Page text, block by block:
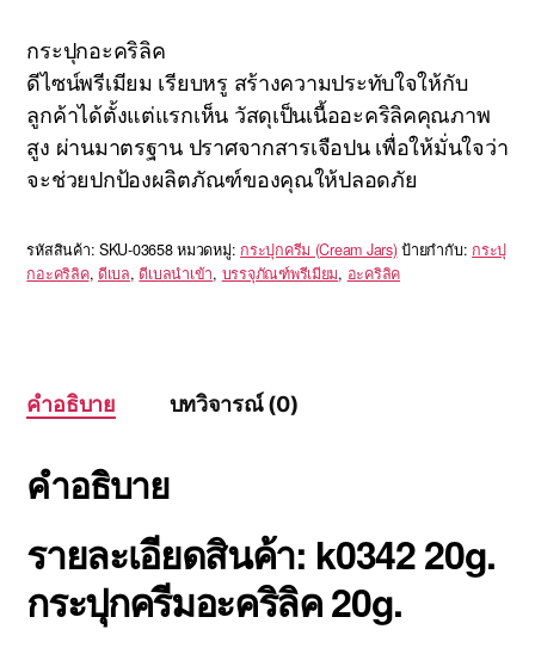
กระปุกอะคริลิค
ดีไซน์พรีเมียม เรียบหรู สร้างความประทับใจให้กับ
ลูกค้าได้ตั้งแต่แรกเห็น วัสดุเป็นเนื้ออะคริลิคคุณภาพ
สูง ผ่านมาตรฐาน ปราศจากสารเจือปน เพื่อให้มั่นใจว่า
จะช่วยปกป้องผลิตภัณฑ์ของคุณให้ปลอดภัย
รหัสสินค้า: SKU-03658 หมวดหมู่: กระปุกครีม (Cream Jars) ป้ายกำกับ: กระปุ
กอะคริลิค, ดีเบล,ดีเบลนำเข้า, บรรจุภัณฑ์พรีเมียม, อะคริลิค
คำอธิบาย บทวิจารณ์ (0)
คำอธิบาย
รายละเอียดสินค้า: k0342 20g.
กระปุกครีมอะคริลิค 20g.